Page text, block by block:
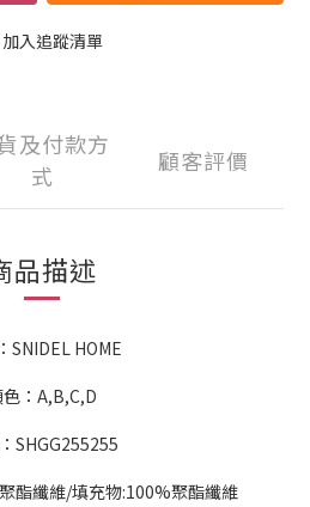
加入追蹤清單
及付款方
式
顧客評價
品描述
SNIDEL HOME
：A,B,C,D
SHGG255255
酯纖維/填充物:100%聚酯纖維